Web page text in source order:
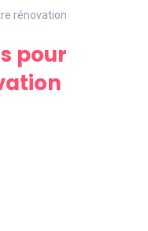
rénovation
pour